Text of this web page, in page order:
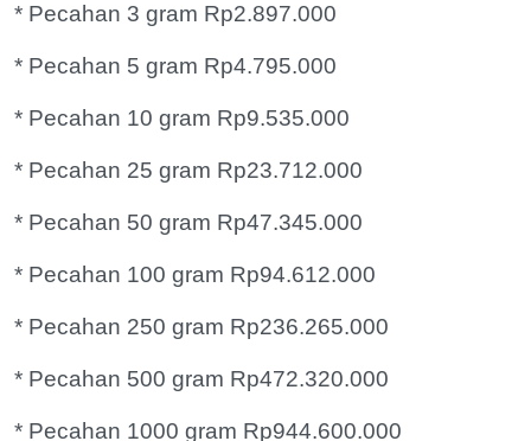
* Pecahan 3 gram Rp2.897.000
* Pecahan 5 gram Rp4.795.000
* Pecahan 10 gram Rp9.535.000
* Pecahan 25 gram Rp23.712.000
* Pecahan 50 gram Rp47.345.000
* Pecahan 100 gram Rp94.612.000
* Pecahan 250 gram Rp236.265.000
* Pecahan 500 gram Rp472.320.000
* Pecahan 1000 gram Rp944.600.000